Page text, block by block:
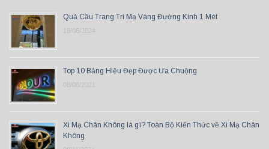
Quả Cầu Trang Trí Mạ Vàng Đường Kính 1 Mét
19/06/2024
Top 10 Bảng Hiệu Đẹp Được Ưa Chuộng
08/06/2021
Xi Mạ Chân Không là gì? Toàn Bộ Kiến Thức về Xi Mạ Chân
Không